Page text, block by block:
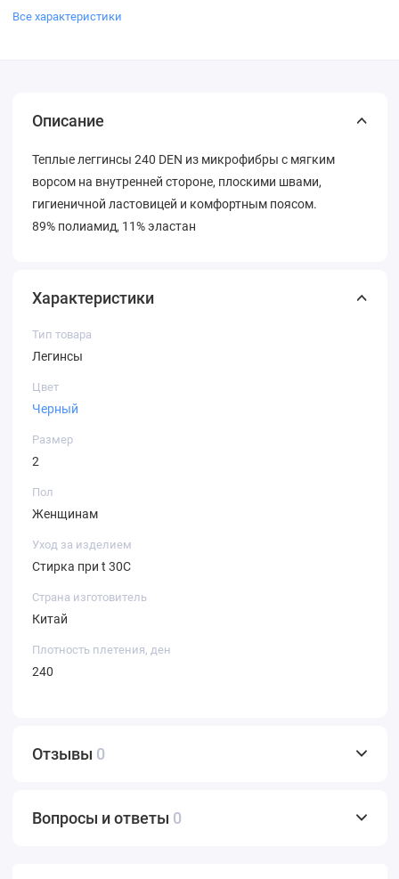
Все характеристики
Описание
Теплые леггинсы 240 DEN из микрофибры с мягким
ворсом на внутренней стороне, плоскими швами,
гигиеничной ластовицей и комфортным поясом.
89% полиамид, 11% эластан
Характеристики
Тип товара
Легинсы
Цвет
Черный
Размер
2
Пол
Женщинам
Уход за изделием
Стирка при t 30С
Страна изготовитель
Китай
Плотность плетения, ден
240
Отзывы 0
Вопросы и ответы 0